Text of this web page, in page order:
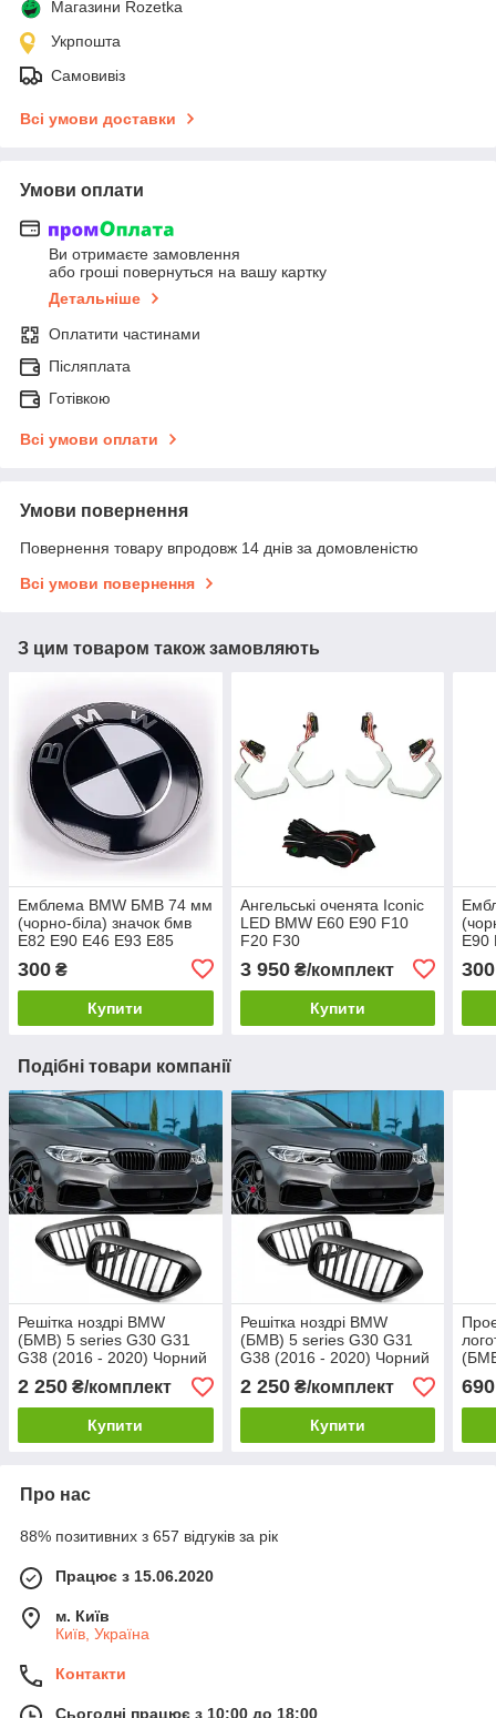
Магазини Rozetka
Укрпошта
Самовивіз
Всі умови доставки
Умови оплати
Ви отримаєте замовлення
або гроші повернуться на вашу картку
Детальніше
Оплатити частинами
Післяплата
Готівкою
Всі умови оплати
Умови повернення
Повернення товару впродовж 14 днів за домовленістю
Всі умови повернення
З цим товаром також замовляють
Емблема BMW БМВ 74 мм
(чорно-біла) значок бмв
E82 E90 E46 E93 E85
Значек на капот багажник
300 ₴
Купити
Ангельські оченята Iconic
LED BMW E60 E90 F10
F20 F30
3 950₴/комплект
Купити
E90
300
Подібні товари компанії
Решітка ноздрі BMW
(БМВ) 5 series G30 G31
G38 (2016 - 2020) Чорний
Мат
2 250 ₴/комплект
Купити
Решітка ноздрі BMW
(БМВ) 5 series G30 G31
G38 (2016 - 2020) Чорний
Мат
2 250₴/комплект
Купити
690
Про нас
88% позитивних з 657 відгуків за рік
Працює з 15.06.2020
м. Київ
Київ, Україна
Контакти
Сьогодні працює з 10:00 до 18:00